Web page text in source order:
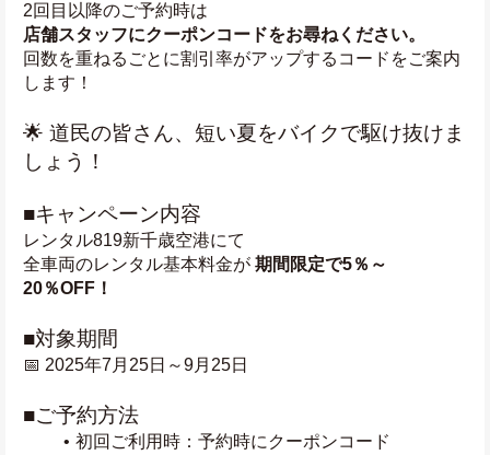
2回目以降のご予約時は
店舗スタッフにクーポンコードをお尋ねください。
回数を重ねるごとに割引率がアップするコードをご案内
します！
🌟 道民の皆さん、短い夏をバイクで駆け抜けま
しょう！
■キャンペーン内容
レンタル819新千歳空港にて
全車両のレンタル基本料金が 期間限定で5％～
20％OFF！
■対象期間
📅 2025年7月25日～9月25日
■ご予約方法
初回ご利用時：予約時にクーポンコード